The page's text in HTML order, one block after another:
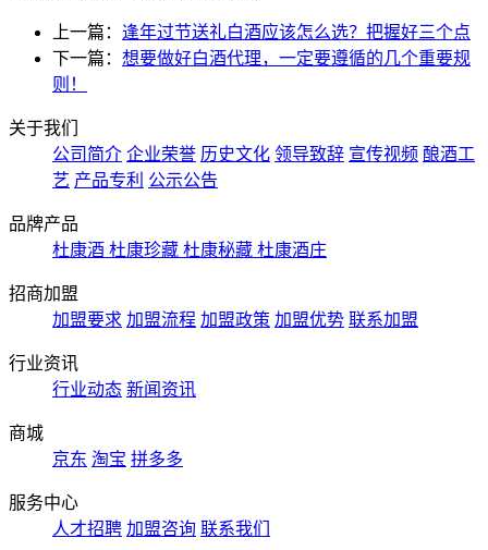
上一篇： 逢年过节送礼白酒应该怎么选？把握好三个点
下一篇： 想要做好白酒代理，一定要遵循的几个重要规
则！
关于我们
公司简介 企业荣誉 历史文化 领导致辞 宣传视频 酿酒工
艺 产品专利 公示公告
品牌产品
杜康酒 杜康珍藏 杜康秘藏 杜康酒庄
招商加盟
加盟要求 加盟流程 加盟政策 加盟优势 联系加盟
行业资讯
行业动态 新闻资讯
商城
京东 淘宝 拼多多
服务中心
人才招聘 加盟咨询 联系我们